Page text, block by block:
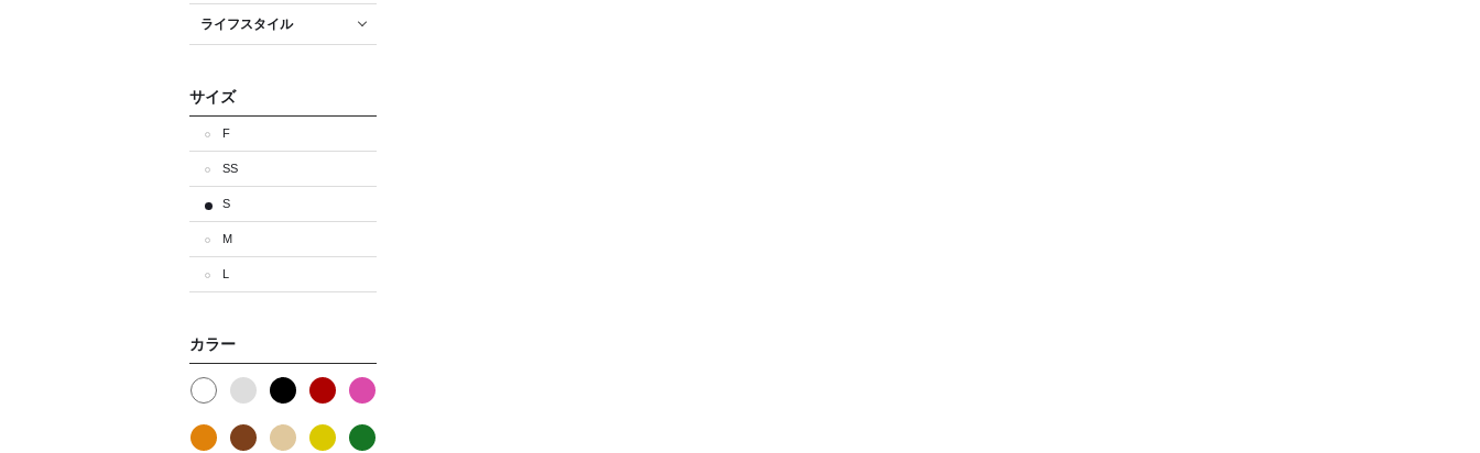
ライフスタイル
サイズ
F
SS
S
M
L
カラー